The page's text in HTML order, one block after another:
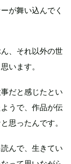
が舞い込んでく
、それ以外の世
います。
だと感じたとい
うで、作品が伝
思ったんです。
んで、生きてい